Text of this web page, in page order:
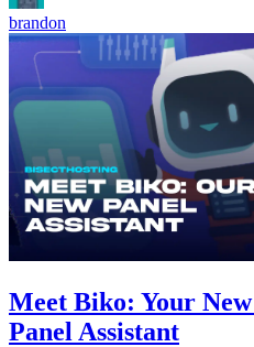
brandon
Meet Biko: Your
Panel Assistant